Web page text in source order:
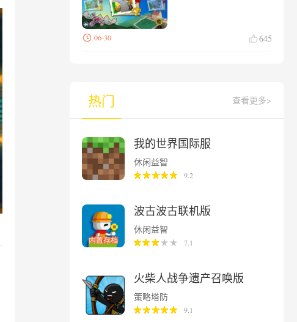
06-30 645
热门 查看更多>
我的世界国际服
休闲益智
9.2
波古波古联机版
休闲益智
7.1
火柴人战争遗产召唤版
策略塔防
9.1